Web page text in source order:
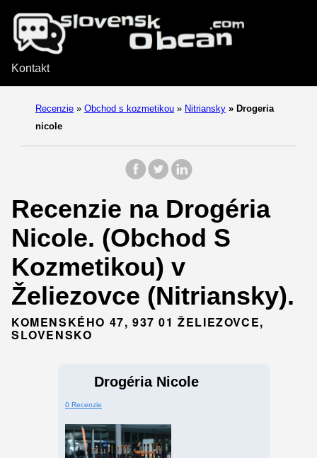
Kontakt
Recenzie » Obchod s kozmetikou » Nitriansky » Drogeria
nicole
Recenzie na Drogéria
Nicole. (Obchod S
Kozmetikou) v
Želiezovce (Nitriansky).
KOMENSKÉHO 47, 937 01 ŽELIEZOVCE,
SLOVENSKO
Drogéria Nicole
0 Recenzie